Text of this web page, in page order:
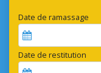
Date de ramassage
Date de restitution